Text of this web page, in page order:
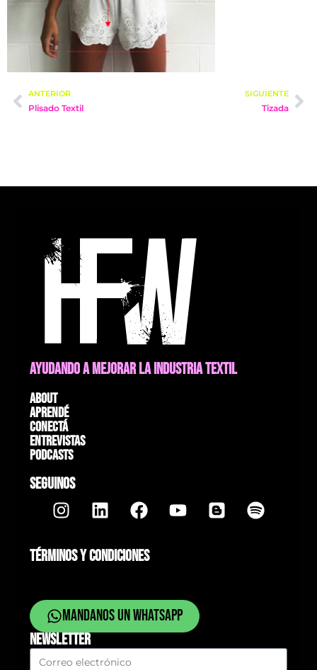
ANTERIOR
Plisado Textil
SIGUIENTE
Tizada
AYUDANDO A MEJORAR LA INDUSTRIA TEXTIL
About
Aprendé
Conectá
Entrevistas
Podcasts
SEGUINOS
TÉRMINOS Y CONDICIONES
Mandanos un whatsapp
NEWSLETTER